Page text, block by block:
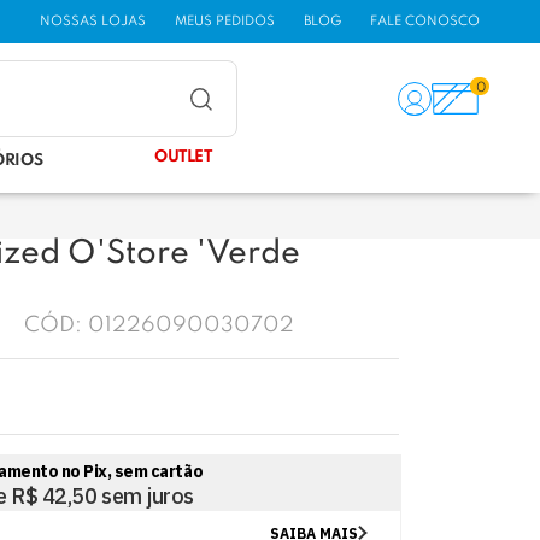
NOSSAS LOJAS MEUS PEDIDOS BLOG FALE CONOSCO
0
OUTLET
O'Store 'Verde
CÓD: 01226090030702